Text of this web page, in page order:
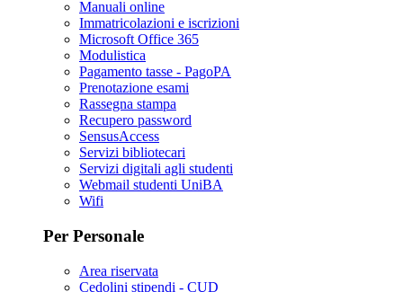
Manuali online
Immatricolazioni e iscrizioni
Microsoft Office 365
Modulistica
Pagamento tasse - PagoPA
Prenotazione esami
Rassegna stampa
Recupero password
SensusAccess
Servizi bibliotecari
Servizi digitali agli studenti
Webmail studenti UniBA
Wifi
Per Personale
Area riservata
Cedolini stipendi - CUD